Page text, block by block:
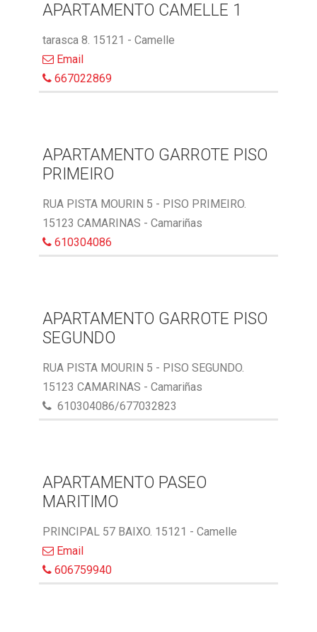
APARTAMENTO CAMELLE 1
tarasca 8. 15121 - Camelle
Email
667022869
APARTAMENTO GARROTE PISO
PRIMEIRO
RUA PISTA MOURIN 5 - PISO PRIMEIRO.
15123 CAMARINAS - Camariñas
610304086
APARTAMENTO GARROTE PISO
SEGUNDO
RUA PISTA MOURIN 5 - PISO SEGUNDO.
15123 CAMARINAS - Camariñas
610304086/677032823
APARTAMENTO PASEO
MARITIMO
PRINCIPAL 57 BAIXO. 15121 - Camelle
Email
606759940